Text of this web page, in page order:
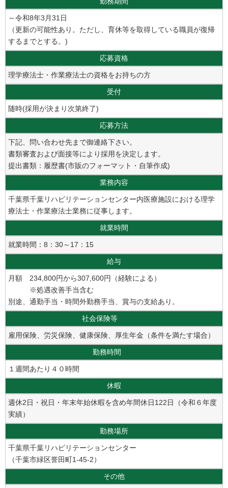
～令和8年3月31日
（更新の可能性あり。ただし、育休等を取得している職員が復帰
するまでとする。)
応募資格
理学療法士・作業療法士の資格をお持ちの方
受付
随時(採用が決まり次第終了)
応募方法
下記、問い合わせ先まで御連絡下さい。
書類審査および面接等により採用を決定します。
提出書類：履歴書(市販のフォーマット・自筆作成)
業務内容
千葉県千葉リハビリテーションセンター内医療施設における理学
療法士・作業療法士業務に従事します。
就業時間
就業時間：8：30～17：15
給与
月額 234,800円から307,600円（経験による）
※処遇改善手当含む
別途、通勤手当・時間外勤務手当、賞与の支給あり。
社会保険等
雇用保険、労災保険、健康保険、厚生年金（条件を満たす場合）
勤務時間
１週間あたり４０時間
休暇
週休2日・祝日・年末年始休暇を含め年間休日122日（令和６年度
実績）
勤務場所
千葉県千葉リハビリテーションセンター
（千葉市緑区誉田町1-45-2）
その他